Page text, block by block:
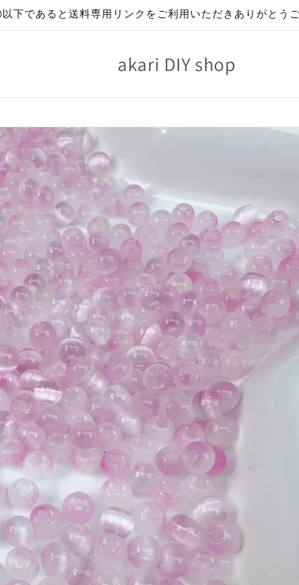
以下であると送料専用リンクをご利用いただきありがとうご
akari DIY shop